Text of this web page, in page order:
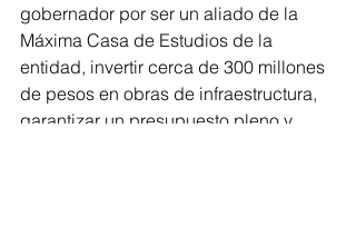
gobernador por ser un aliado de la
Máxima Casa de Estudios de la
entidad, invertir cerca de 300 millones
de pesos en obras de infraestructura,
garantizar un presupuesto pleno y